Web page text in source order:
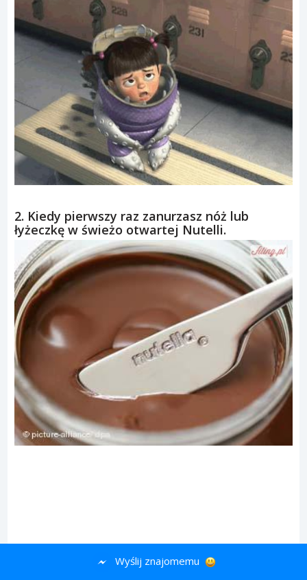
2. Kiedy pierwszy raz zanurzasz nóż lub
łyżeczkę w świeżo otwartej Nutelli.
Wyślij znajomemu